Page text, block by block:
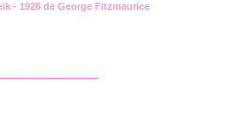
de George Fitzmaurice